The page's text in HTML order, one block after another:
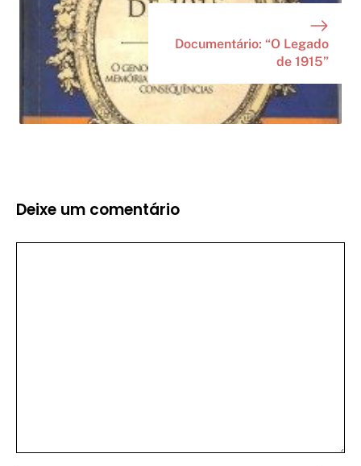
Documentário: “O Legado
de 1915”
Deixe um comentário